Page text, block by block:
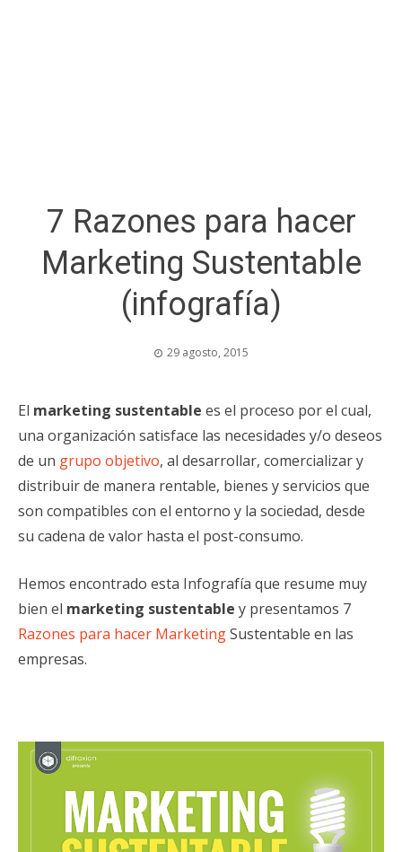
7 Razones para hacer
Marketing Sustentable
(infografía)
29 agosto, 2015
El marketing sustentable es el proceso por el cual,
una organización satisface las necesidades y/o deseos
de un grupo objetivo, al desarrollar, comercializar y
distribuir de manera rentable, bienes y servicios que
son compatibles con el entorno y la sociedad, desde
su cadena de valor hasta el post-consumo.
Hemos encontrado esta Infografía que resume muy
bien el marketing sustentable y presentamos 7
Razones para hacer MarketingSustentable en las
empresas.